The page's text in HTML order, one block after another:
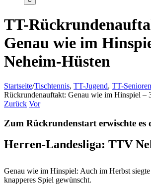
TT-
Genau wie im
Neheim-Hüsten
Startseite/Tischtennis, TT-Jugend, TT-Senioren
Rückrundenauftakt: Genau wie im Hinspiel –
Zurück Vor
Zum Rückrundenstart erwischte es
Herren-Landesliga: TTV
Genau wie im Hinspiel: Auch im Herbst
knapperes Spiel gewünscht.